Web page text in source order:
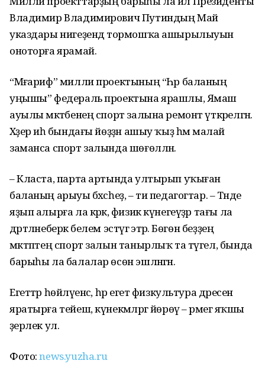
Владимир Владимирович Путиндың Май
указдары нигеҙендә тормошҡа ашырылыуын
оноторға ярамай.
“Мәғариф” милли проектының “Һәр баланың
уңышы” федераль проектына ярашлы, Ямаш
ауылы мәктәбенең спорт залына ремонт үткәрелгән.
Хәҙер иһә бындағы йөҙҙән ашыу ҡыҙ һәм малай
заманса спорт залында шөғөлләнә.
– Класта, парта артында ултырып уҡыған
баланың арыуы бәхәсһеҙ, – ти педагогтар. – Тәнде
яҙып алырға ла кәрәк, физик күнегеүҙәр тағы ла
дәртләнеберәк белем эстәүгә этәрә. Бөгөн беҙҙең
мәктәптең спорт залын танырлыҡ та түгел, бында
барыһы ла балалар өсөн эшләнгән.
Егеттәр һөйләүенсә, һәр егет физкультура дәресен
яратырға тейеш, күнекмәләргә йөрөү – әрмегә яҡшы
әҙерлек ул.
Фото:news.yuzha.ru